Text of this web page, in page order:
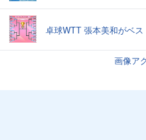
卓球WTT 張本美和がベス
画像ア